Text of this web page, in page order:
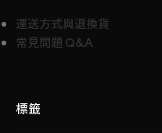
運送方式與退換貨
常見問題 Q&A
標籤